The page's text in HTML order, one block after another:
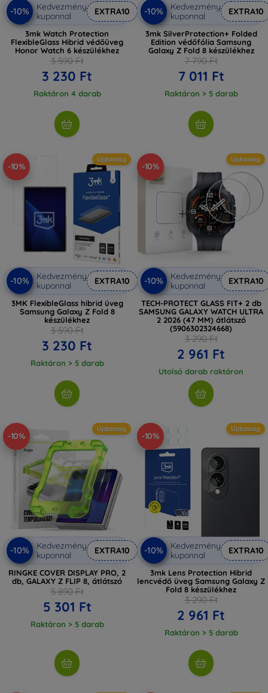
-10%
Kedvezmény
kuponnal
EXTRA10
3mk Watch Protection
FlexibleGlass Hibrid védőüveg
Honor Watch 6 készülékhez
3 590 Ft
3 230 Ft
Raktáron 4 darab
-10%
Kedvezmény
kuponnal
EXTRA10
3mk SilverProtection+ Folded
Edition védőfólia Samsung
Galaxy Z Fold 8 készülékhez
7 790 Ft
7 011 Ft
Raktáron > 5 darab
-10%
Újdonság
-10%
Kedvezmény
kuponnal
EXTRA10
3MK FlexibleGlass hibrid üveg
Samsung Galaxy Z Fold 8
készülékhez
3 590 Ft
3 230 Ft
Raktáron > 5 darab
-10%
Újdonság
-10%
Kedvezmény
kuponnal
EXTRA10
TECH-PROTECT GLASS FIT+ 2 db
SAMSUNG GALAXY WATCH ULTRA
2 2026 (47 MM) átlátszó
(5906302324668)
3 290 Ft
2 961 Ft
Utolsó darab raktáron
-10%
Újdonság
-10%
Kedvezmény
kuponnal
EXTRA10
RINGKE COVER DISPLAY PRO, 2
db, GALAXY Z FLIP 8, átlátszó
5 890 Ft
5 301 Ft
Raktáron > 5 darab
-10%
Újdonság
-10%
Kedvezmény
kuponnal
EXTRA10
3mk Lens Protection Hibrid
lencvédő üveg Samsung Galaxy Z
Fold 8 készülékhez
3 290 Ft
2 961 Ft
Raktáron > 5 darab